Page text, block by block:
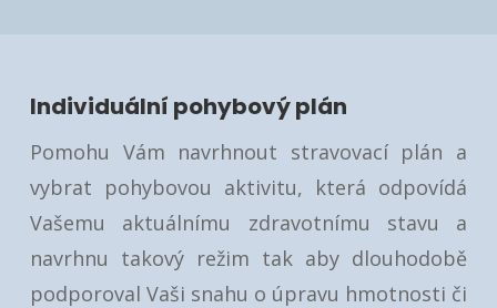
Individuální pohybový plán
Pomohu Vám navrhnout stravovací plán a
vybrat pohybovou aktivitu, která odpovídá
Vašemu aktuálnímu zdravotnímu stavu a
navrhnu takový režim tak aby dlouhodobě
podporoval Vaši snahu o úpravu hmotnosti či